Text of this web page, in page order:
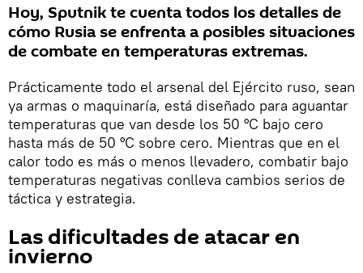
Hoy, Sputnik te cuenta todos los detalles de
cómo Rusia se enfrenta a posibles situaciones
de combate en temperaturas extremas.
Prácticamente todo el arsenal del Ejército ruso, sean
ya armas o maquinaría, está diseñado para aguantar
temperaturas que van desde los 50 °C bajo cero
hasta más de 50 °C sobre cero. Mientras que en el
calor todo es más o menos llevadero, combatir bajo
temperaturas negativas conlleva cambios serios de
táctica y estrategia.
Las dificultades de atacar en
invierno